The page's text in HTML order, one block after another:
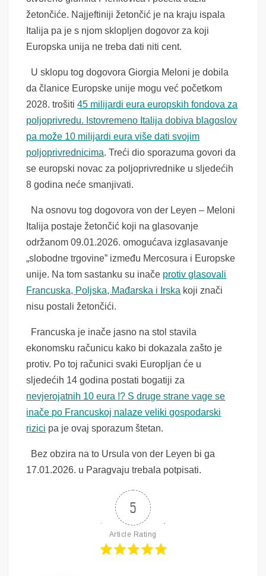
žetončiće. Najjeftiniji žetončić je na kraju ispala
Italija pa je s njom sklopljen dogovor za koji
Europska unija ne treba dati niti cent.
U sklopu tog dogovora Giorgia Meloni je dobila
da članice Europske unije mogu već početkom
2028. trošiti45 milijardi eura europskih fondova za
poljoprivredu. Istovremeno Italija dobiva blagoslov
pa može 10 milijardi eura više dati svojim
poljoprivrednicima. Treći dio sporazuma govori da
se europski novac za poljoprivrednike u sljedećih
8 godina neće smanjivati.
Na osnovu tog dogovora von der Leyen – Meloni
Italija postaje žetončić koji na glasovanje
održanom 09.01.2026. omogućava izglasavanje
„slobodne trgovine” između Mercosura i Europske
unije. Na tom sastanku su inače protiv glasovali
Francuska, Poljska, Mađarska i Irska koji znači
nisu postali žetončići.
Francuska je inače jasno na stol stavila
ekonomsku računicu kako bi dokazala zašto je
protiv. Po toj računici svaki Europljan će u
sljedećih 14 godina postati bogatiji za
nevjerojatnih 10 eura !? S druge strane vage se
inače po Francuskoj nalaze veliki gospodarski
rizici pa je ovaj sporazum štetan.
Bez obzira na to Ursula von der Leyen bi ga
17.01.2026. u Paragvaju trebala potpisati.
5
Article Rating